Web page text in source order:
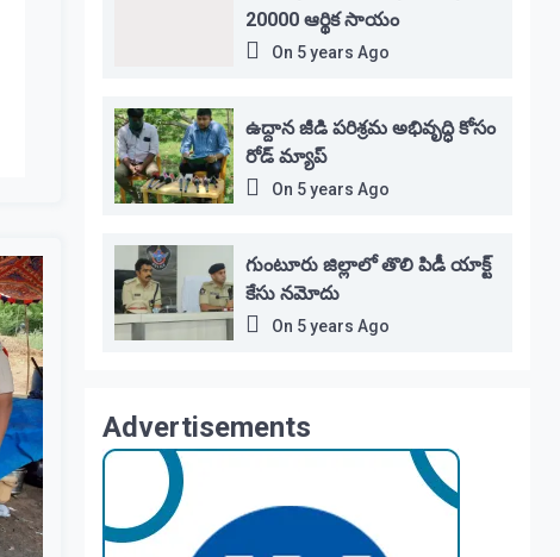
20000 ఆర్థిక సాయం
On 5 years Ago
ఉద్దాన జీడి పరిశ్రమ అభివృద్ధి కోసం
రోడ్ మ్యాప్
On 5 years Ago
గుంటూరు జిల్లాలో తొలి పిడీ యాక్ట్
కేసు నమోదు
On 5 years Ago
Advertisements